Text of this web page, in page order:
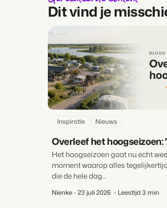
Dit vind je
Inspiratie Nieuws
Overleef het hoogseizoen:
Het hoogseizoen gaat nu echt
moment waarop alles
die de hele dag...
Nienke 23 juli 2026 Leestijd 3 min